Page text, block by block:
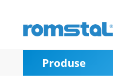
Produse